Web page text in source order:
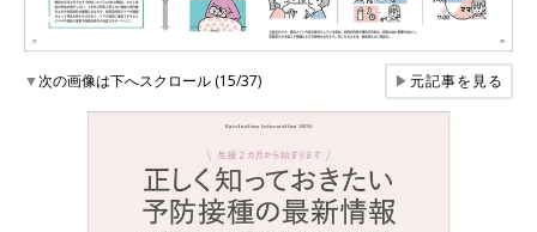
▼次の画像は下へスクロール (15/37) ▶元記事を見る